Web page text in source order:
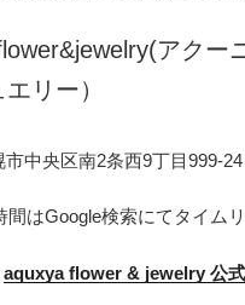
アク
リー）
市中央区南2条西9丁目999-
間はGoogle検索にてタイム
aquxya flower & jewelry 公